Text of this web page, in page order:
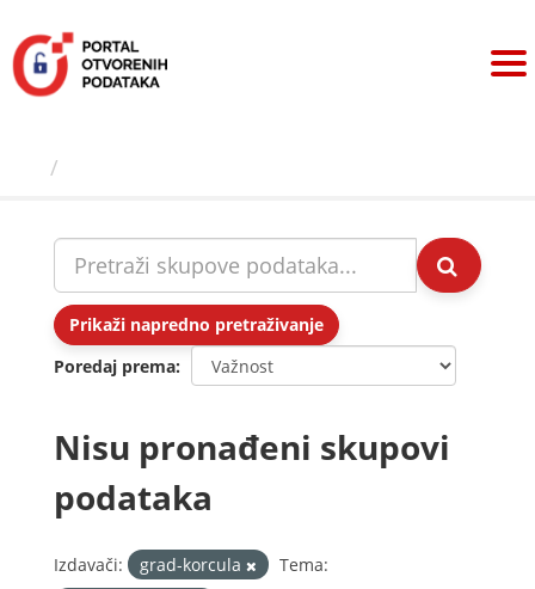
sadržaj
Prikaži napredno pretraživanje
Poredaj prema
Nisu pronađeni skupovi
podataka
Izdavači: grad-korcula
Tema: